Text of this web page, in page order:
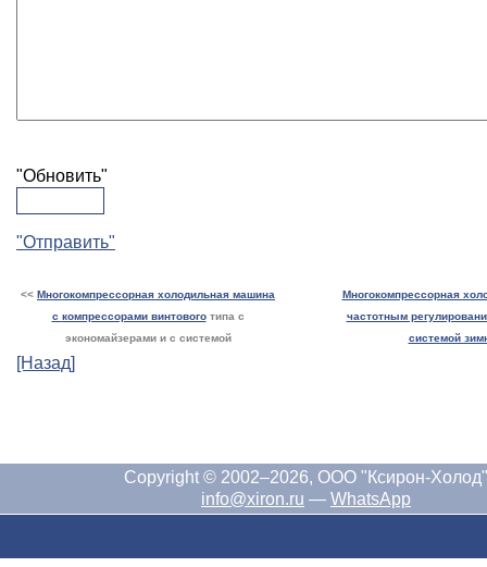
"Обновить"
"Отправить"
<< Многокомпрессорная холодильная машина
с компрессорами винтовоготипа с
экономайзерами и с системой
Многокомпрессорная
частотным
системой
[Назад]
Copyright © 2002–2026, ООО "Ксирон-Холод"
info@xiron.ru — WhatsApp